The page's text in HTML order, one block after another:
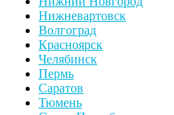
Нижневартовск
Волгоград
Красноярск
Челябинск
Пермь
Саратов
Тюмень